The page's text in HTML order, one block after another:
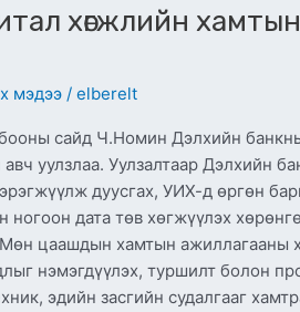
хөгжлийн
мэдээ / elberelt
сайд Ч.Номин Дэлхийн
уулзлаа. Уулзалтаар Дэлхийн
дуусгах, УИХ-д өргөн
дата төв хөгжүүлэх
цаашдын хамтын ажиллагааны
нэмэгдүүлэх, туршилт болон
эдийн засгийн судалгааг